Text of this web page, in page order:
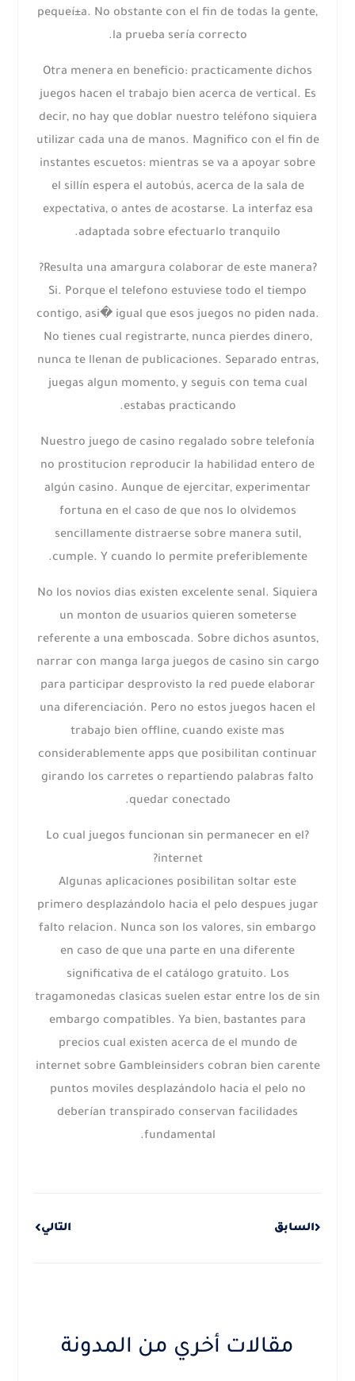
pequeí±a. No obstante con el fin de todas la gente,
la prueba serí­a correcto.
Otra menera en beneficio: practicamente dichos
juegos hacen el trabajo bien acerca de vertical. Es
decir, no hay que doblar nuestro teléfono siquiera
utilizar cada una de manos. Magnifico con el fin de
instantes escuetos: mientras se va a apoyar sobre
el sillí­n espera el autobús, acerca de la sala de
expectativa, o antes de acostarse. La interfaz esa
adaptada sobre efectuarlo tranquilo.
?Resulta una amargura colaborar de este manera?
Si. Porque el telefono estuviese todo el tiempo
contigo, asi� igual que esos juegos no piden nada.
No tienes cual registrarte, nunca pierdes dinero,
nunca te llenan de publicaciones. Separado entras,
juegas algun momento, y seguis con tema cual
estabas practicando.
Nuestro juego de casino regalado sobre telefonía
no prostitucion reproducir la habilidad entero de
algún casino. Aunque de ejercitar, experimentar
fortuna en el caso de que nos lo olvidemos
sencillamente distraerse sobre manera sutil,
cumple. Y cuando lo permite preferiblemente.
No los novios dias existen excelente senal. Siquiera
un monton de usuarios quieren someterse
referente a una emboscada. Sobre dichos asuntos,
narrar con manga larga juegos de casino sin cargo
para participar desprovisto la red puede elaborar
una diferenciación. Pero no estos juegos hacen el
trabajo bien offline, cuando existe mas
considerablemente apps que posibilitan continuar
girando los carretes o repartiendo palabras falto
quedar conectado.
?Lo cual juegos funcionan sin permanecer en el
internet?
Algunas aplicaciones posibilitan soltar este
primero desplazándolo hacia el pelo despues jugar
falto relacion. Nunca son los valores, sin embargo
en caso de que una parte en una diferente
significativa de el catálogo gratuito. Los
tragamonedas clasicas suelen estar entre los de sin
embargo compatibles. Ya bien, bastantes para
precios cual existen acerca de el mundo de
internet sobre Gambleinsiders cobran bien carente
puntos moviles desplazándolo hacia el pelo no
deberían transpirado conservan facilidades
fundamental.
السابق التالي
مقالات أخري من المدونة